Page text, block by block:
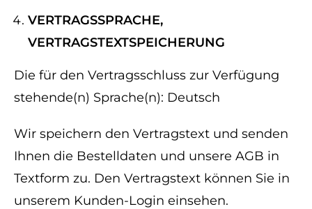
VERTRAGSSPRACHE,
VERTRAGSTEXTSPEICHERUNG
Die für den Vertragsschluss zur Verfügung
stehende(n) Sprache(n): Deutsch
Wir speichern den Vertragstext und senden
Ihnen die Bestelldaten und unsere AGB in
Textform zu. Den Vertragstext können Sie in
unserem Kunden-Login einsehen.